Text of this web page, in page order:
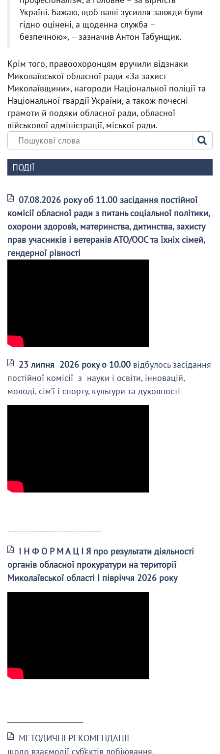
Україні. Бажаю, щоб ваші зусилля завжди були
гідно оцінені, а щоденна служба –
безпечною», – зазначив Антон Табунщик.
Крім того, правоохоронцям вручили відзнаки
Миколаївської обласної ради «За захист
Миколаївщини», нагороди Національної поліції та
Національної гвардії України, а також почесні
грамоти й подяки обласної ради, обласної
військової адміністрації, міської ради.
ПОДІЇ
07.08.2026 року об 11.00 засідання постійної
комісії обласної ради з питань соціальної політики,
охорони здоров’я, материнства, дитинства, захисту
прав учасників і ветеранів АТО/ООС та їхніх сімей,
гендерної рівності
23 липня 2026 року о 10.00 відбулось засідання
постійної комісії з науки і освіти, інновацій,
молоді, сім’ї і спорту, культури та духовності
--------------------------------
І Н Ф О Р М А Ц І Я про результати діяльності
органів обласної прокуратури на території
Миколаївської області І півріччя 2026 року
МЕТОДИЧНІ РЕКОМЕНДАЦІЇ
щодо взаємодії суб’єктів лобіювання,